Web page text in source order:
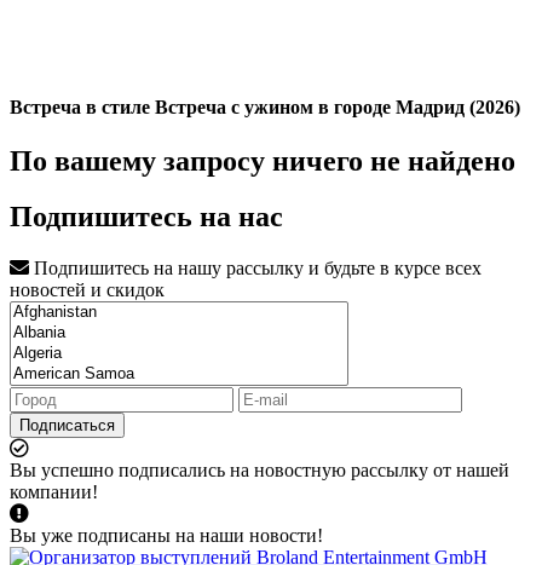
Встреча в стиле Встреча с ужином в городе Мадрид (2026)
По вашему запросу ничего не найдено
Подпишитесь на нас
Подпишитесь на нашу рассылку и будьте в курсе всех
новостей и скидок
Подписаться
Вы успешно подписались на новостную рассылку от нашей
компании!
Вы уже подписаны на наши новости!